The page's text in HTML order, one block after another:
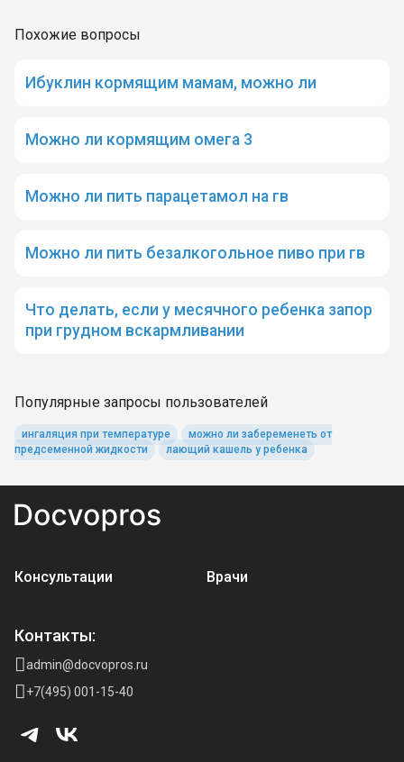
Похожие вопросы
Ибуклин кормящим мамам, можно ли
Можно ли кормящим омега 3
Можно ли пить парацетамол на гв
Можно ли пить безалкогольное пиво при гв
Что делать, если у месячного ребенка запор
при грудном вскармливании
Популярные запросы пользователей
ингаляция при температуре
можно ли забеременеть от
предсеменной жидкости
лающий кашель у ребенка
Консультации Врачи
Контакты:
admin@docvopros.ru
+7(495) 001-15-40